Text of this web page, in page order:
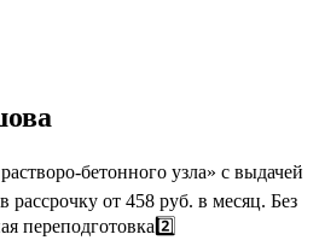
бетонного узла» с выдачей
от 458 руб. в месяц. Без
переподготовка2️⃣